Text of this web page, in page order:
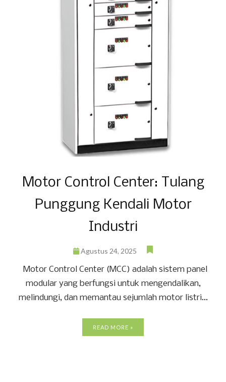
Motor Control Center: Tulang
Punggung Kendali Motor
Industri
Agustus 24, 2025
Motor Control Center (MCC) adalah sistem panel
modular yang berfungsi untuk mengendalikan,
melindungi, dan memantau sejumlah motor listri...
READ MORE »